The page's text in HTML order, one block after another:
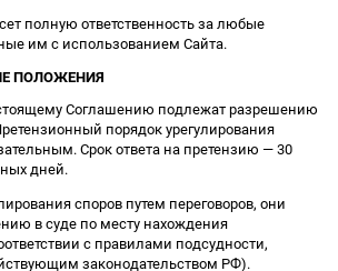
полную ответственность за любые
им с использованием Сайта.
ПОЛОЖЕНИЯ
Соглашению подлежат разрешению
порядок урегулирования
Срок ответа на претензию — 30
дней.
споров путем переговоров, они
в суде по месту нахождения
с правилами подсудности,
законодательством РФ).